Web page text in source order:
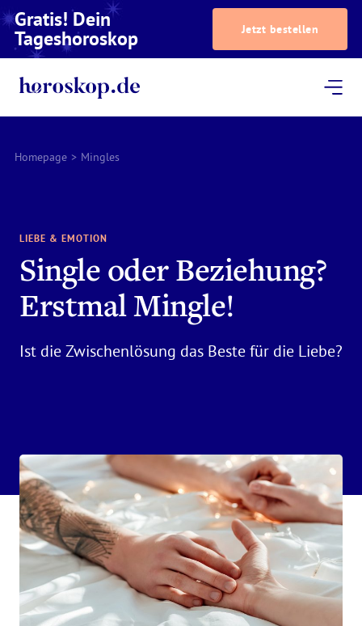
Gratis! Dein
Tageshoroskop Jetzt bestellen
Homepage > Mingles
LIEBE & EMOTION
Single oder Beziehung?
Erstmal Mingle!
Ist die Zwischenlösung das Beste für die Liebe?